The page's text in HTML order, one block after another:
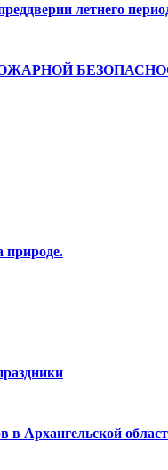
летнего
природе.
в Архангельской